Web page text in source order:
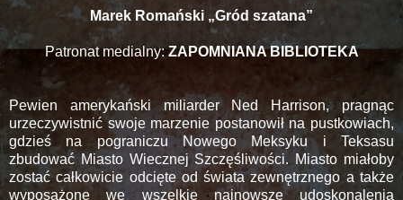
Marek Romański „Gród szatana”
Patronat medialny:ZAPOMNIANA BIBLIOTEKA
Pewien amerykański miliarder Ned Harrison, pragnąc
urzeczywistnić swoje marzenie postanowił na pustkowiach,
gdzieś na pograniczu Nowego Meksyku i Teksasu
zbudować Miasto Wiecznej Szczęśliwości. Miasto miałoby
zostać całkowicie odcięte od świata zewnętrznego a także
wyposażone we wszelkie najnowsze udoskonalenia